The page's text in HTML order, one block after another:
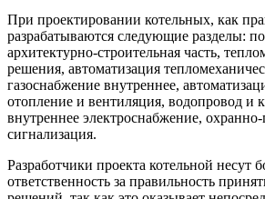
При проектировании котельных, как
разрабатываются следующие разделы:
архитектурно-строительная часть,
решения, автоматизация
газоснабжение внутреннее,
отопление и вентиляция, водопровод и
внутреннее электроснабжение,
сигнализация.
Разработчики проекта котельной несут
ответственность за правильность